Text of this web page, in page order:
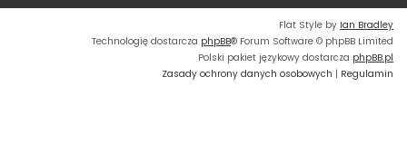
Flat Style by Ian Bradley
Technologię dostarcza phpBB® Forum Software © phpBB Limited
Polski pakiet językowy dostarcza phpBB.pl
Zasady ochrony danych osobowych | Regulamin